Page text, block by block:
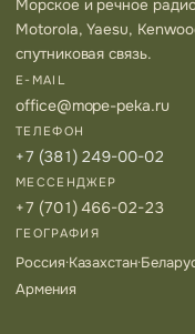
Морское и речное
Motorola, Yaesu,
спутниковая связь.
E-MAIL
office@mope-peka.ru
ТЕЛЕФОН
+7 (381) 249-00-02
МЕССЕНДЖЕР
+7 (701) 466-02-23
ГЕОГРАФИЯ
Россия·Казахстан·
Армения